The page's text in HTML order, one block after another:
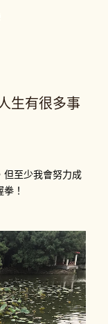
生有很多事
但至少我會努力成
！